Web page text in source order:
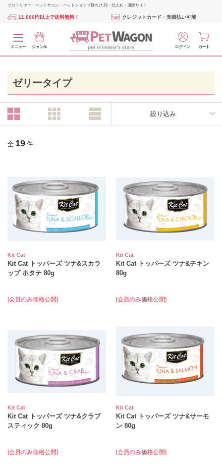
プロトリマー・ペットサロン・ペットショップ様向け 卸・仕入れ・通販サイト
11,000円以上で送料無料！ クレジットカード・売掛払い可能
メニュー ジャンル ログイン カート
ゼリータイプ
絞り込み
全 19 件
Kit Cat
Kit Cat トッパーズ ツナ&スカラ
ップ ホタテ 80g
[会員のみ価格公開]
Kit Cat
Kit Cat トッパーズ ツナ&チキン
80g
[会員のみ価格公開]
Kit Cat
Kit Cat トッパーズ ツナ&クラブ
スティック 80g
[会員のみ価格公開]
Kit Cat
Kit Cat トッパーズ ツナ&サーモ
ン 80g
[会員のみ価格公開]